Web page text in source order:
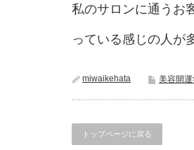
私のサロンに通うお
っている感じの人が
miwaikehata 美容開
トップページに戻る